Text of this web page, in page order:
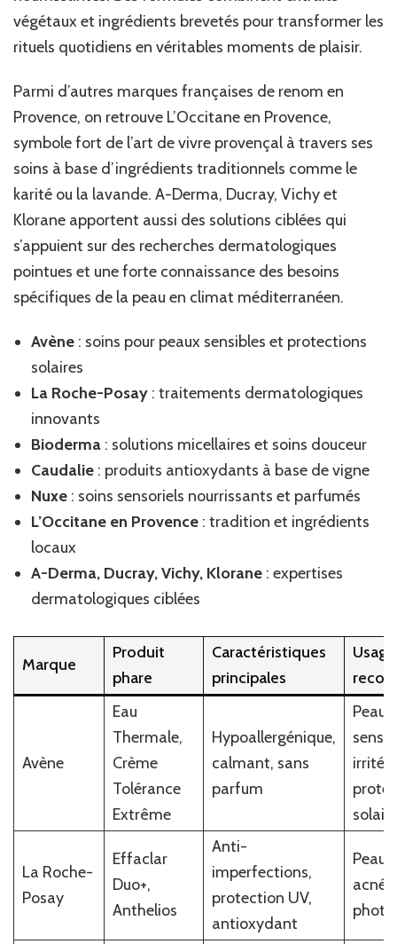
végétaux et ingrédients brevetés pour transformer les
rituels quotidiens en véritables moments de plaisir.
Parmi d’autres marques françaises de renom en
Provence, on retrouve L’Occitane en Provence,
symbole fort de l’art de vivre provençal à travers ses
soins à base d’ingrédients traditionnels comme le
karité ou la lavande. A-Derma, Ducray, Vichy et
Klorane apportent aussi des solutions ciblées qui
s’appuient sur des recherches dermatologiques
pointues et une forte connaissance des besoins
spécifiques de la peau en climat méditerranéen.
Avène : soins pour peaux sensibles et protections
solaires
La Roche-Posay : traitements dermatologiques
innovants
Bioderma : solutions micellaires et soins douceur
Caudalie : produits antioxydants à base de vigne
Nuxe : soins sensoriels nourrissants et parfumés
L’Occitane en Provence : tradition et ingrédients
locaux
A-Derma, Ducray, Vichy, Klorane : expertises
dermatologiques ciblées
Marque
Produit
phare
Caractéristiques
principales
Usage
Avène
Eau
Thermale,
Crème
Tolérance
Extrême
Hypoallergénique,
calmant, sans
parfum
Peaux
solaire
La Roche-
Posay
Effaclar
Duo+,
Anthelios
Anti-
imperfections,
protection UV,
antioxydant
Peaux